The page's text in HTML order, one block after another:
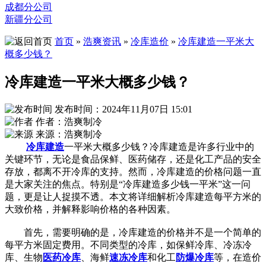
成都分公司
新疆分公司
首页 » 浩爽资讯 » 冷库造价 » 冷库建造一平米大
概多少钱？
冷库建造一平米大概多少钱？
发布时间：2024年11月07日 15:01
作者：浩爽制冷
来源：浩爽制冷
冷库建造一平米大概多少钱？冷库建造是许多行业中的
关键环节，无论是食品保鲜、医药储存，还是化工产品的安全
存放，都离不开冷库的支持。然而，冷库建造的价格问题一直
是大家关注的焦点。特别是“冷库建造多少钱一平米”这一问
题，更是让人捉摸不透。本文将详细解析冷库建造每平方米的
大致价格，并解释影响价格的各种因素。
首先，需要明确的是，冷库建造的价格并不是一个简单的
每平方米固定费用。不同类型的冷库，如保鲜冷库、冷冻冷
库、生物 医药冷库 、海鲜速冻冷库和化工 防爆冷库等，在造价